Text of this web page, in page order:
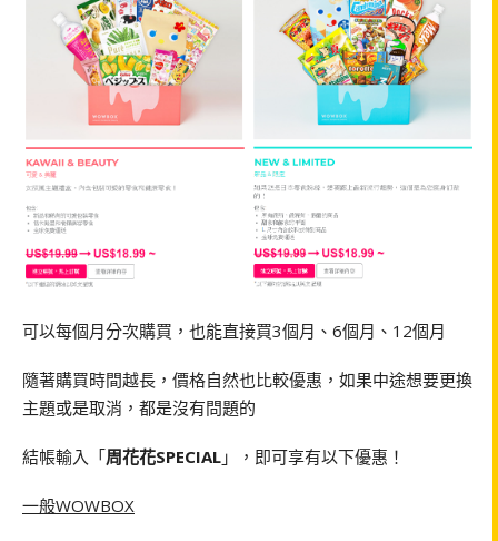
可以每個月分次購買，也能直接買3個月、6個月、12個月
隨著購買時間越長，價格自然也比較優惠，如果中途想要更換
主題或是取消，都是沒有問題的
結帳輸入「周花花SPECIAL 」，即可享有以下優惠！
一般WOWBOX